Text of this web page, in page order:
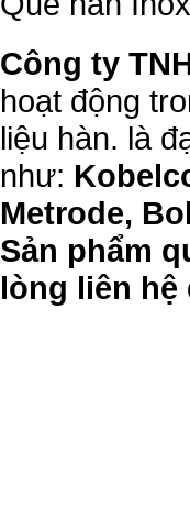
Công ty
hoạt động
liệu hàn. là
như:
Metrode,
Sản phẩm
lòng liên hệ